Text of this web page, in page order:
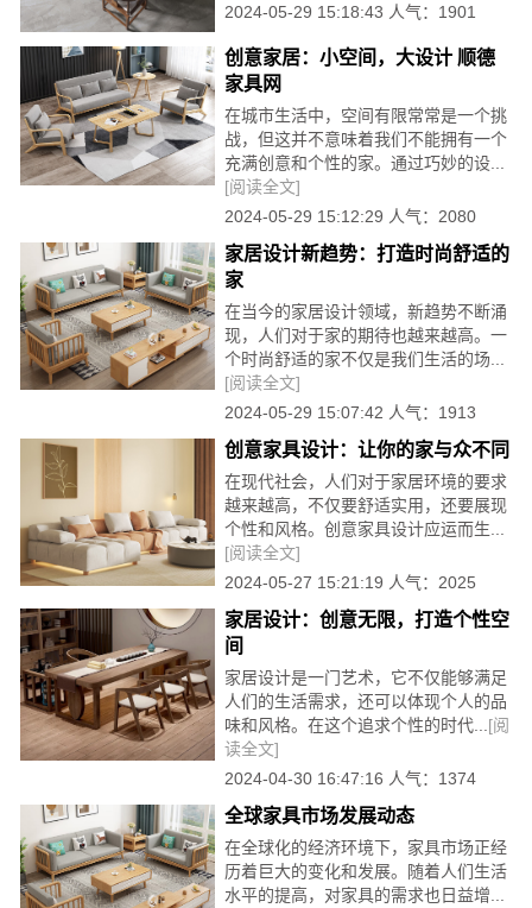
2024-05-29 15:18:43 人气：1901
创意家居：小空间，大设计 顺德
家具网
在城市生活中，空间有限常常是一个挑
战，但这并不意味着我们不能拥有一个
充满创意和个性的家。通过巧妙的设...
[阅读全文]
2024-05-29 15:12:29 人气：2080
家居设计新趋势：打造时尚舒适的
家
在当今的家居设计领域，新趋势不断涌
现，人们对于家的期待也越来越高。一
个时尚舒适的家不仅是我们生活的场...
[阅读全文]
2024-05-29 15:07:42 人气：1913
创意家具设计：让你的家与众不同
在现代社会，人们对于家居环境的要求
越来越高，不仅要舒适实用，还要展现
个性和风格。创意家具设计应运而生...
[阅读全文]
2024-05-27 15:21:19 人气：2025
家居设计：创意无限，打造个性空
间
家居设计是一门艺术，它不仅能够满足
人们的生活需求，还可以体现个人的品
味和风格。在这个追求个性的时代... [阅
读全文]
2024-04-30 16:47:16 人气：1374
全球家具市场发展动态
在全球化的经济环境下，家具市场正经
历着巨大的变化和发展。随着人们生活
水平的提高，对家具的需求也日益增...